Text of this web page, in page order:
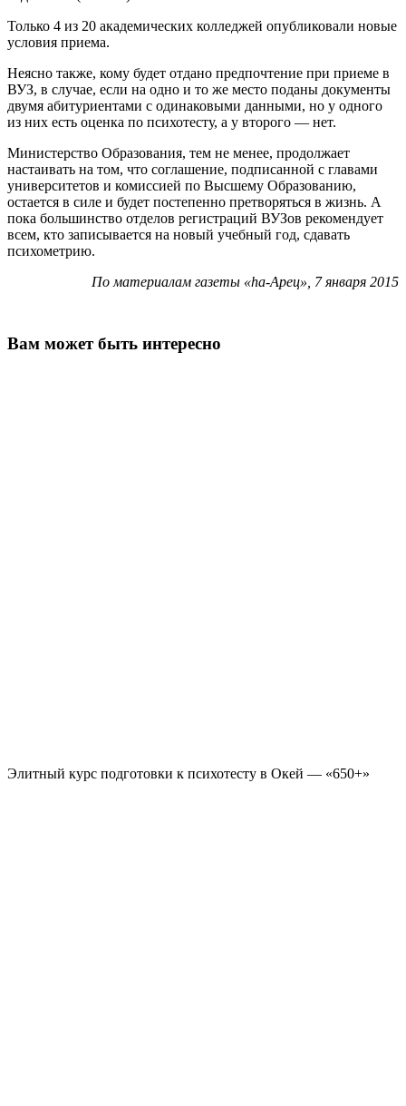
Только 4 из 20 академических колледжей опубликовали новые
условия приема.
Неясно также, кому будет отдано предпочтение при приеме в
ВУЗ, в случае, если на одно и то же место поданы документы
двумя абитуриентами с одинаковыми данными, но у одного
из них есть оценка по психотесту, а у второго — нет.
Министерство Образования, тем не менее, продолжает
настаивать на том, что соглашение, подписанной с главами
университетов и комиссией по Высшему Образованию,
остается в силе и будет постепенно претворяться в жизнь. А
пока большинство отделов регистраций ВУЗов рекомендует
всем, кто записывается на новый учебный год, сдавать
психометрию.
По материалам газеты «hа-Арец», 7 января 2015
Вам может быть интересно
Элитный курс подготовки к психотесту в Окей — «650+»